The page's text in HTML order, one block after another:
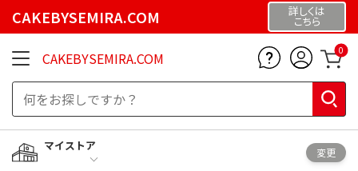
CAKEBYSEMIRA.COM 詳しくは
こちら
CAKEBYSEMIRA.COM 0
マイストア
変更